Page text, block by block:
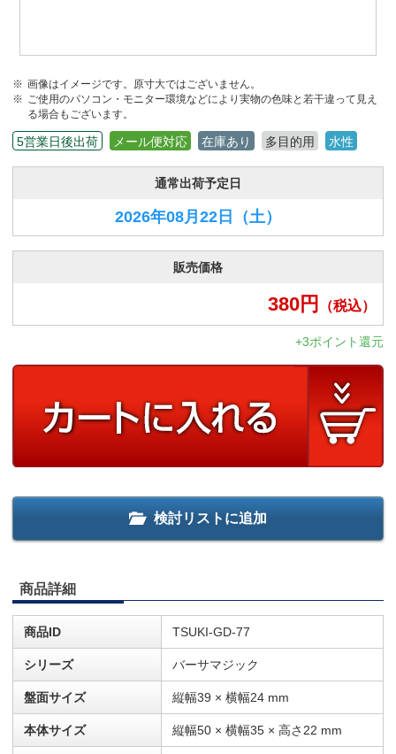
画像はイメージです。原寸大ではございません。
ご使用のパソコン・モニター環境などにより実物の色味と若干違って見え
る場合もございます。
5営業日後出荷 メール便対応 在庫あり 多目的用 水性
通常出荷予定日
2026年08月22日 （土）
販売価格
380円 （税込）
+3ポイント還元
検討リストに追加
商品詳細
商品ID TSUKI-GD-77
シリーズ バーサマジック
盤面サイズ 縦幅39 × 横幅24 mm
本体サイズ 縦幅50 × 横幅35 × 高さ22 mm